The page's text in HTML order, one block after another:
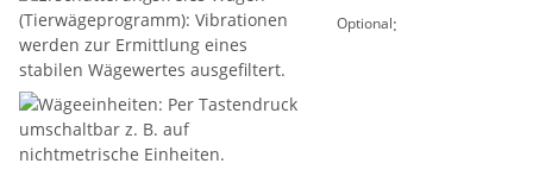
Optional: